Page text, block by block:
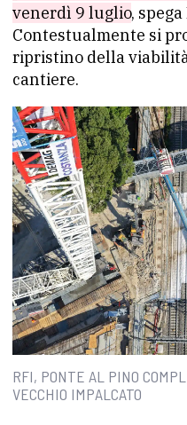
venerdì 9 luglio,
Contestualmente si
ripristino della
cantiere.
RFI, PONTE AL PINO
VECCHIO IMPALCATO